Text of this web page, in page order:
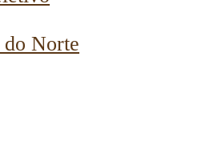
Norte